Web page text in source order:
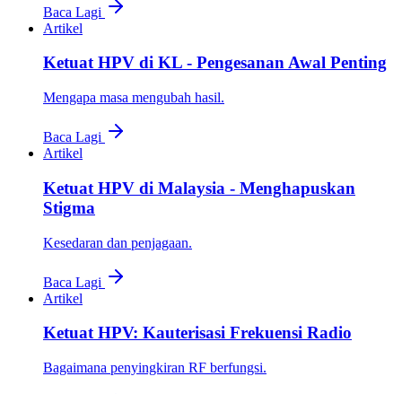
Baca Lagi
Artikel
Ketuat HPV di KL - Pengesanan Awal Penting
Mengapa masa mengubah hasil.
Baca Lagi
Artikel
Ketuat HPV di Malaysia - Menghapuskan
Stigma
Kesedaran dan penjagaan.
Baca Lagi
Artikel
Ketuat HPV: Kauterisasi Frekuensi Radio
Bagaimana penyingkiran RF berfungsi.